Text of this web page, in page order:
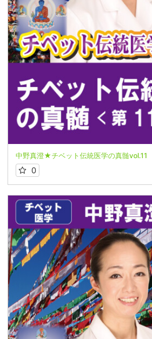
中野真澄★チベット伝統医学の真髄vol.11
0